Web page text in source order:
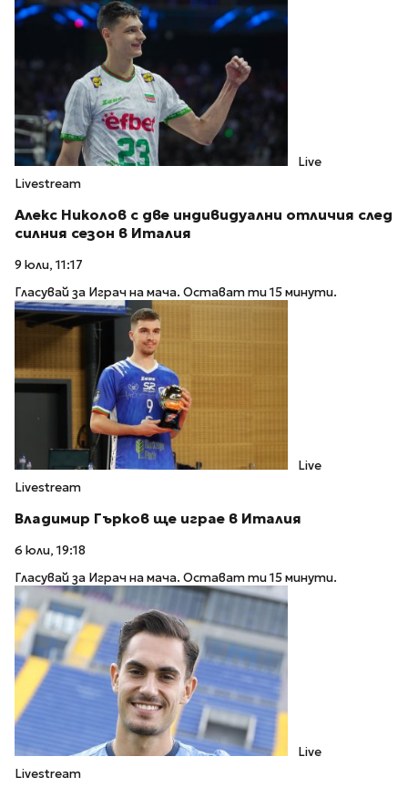
Live
Livestream
Алекс Николов с две индивидуални отличия след
силния сезон в Италия
9 юли, 11:17
Гласувай за Играч на мача. Остават ти 15 минути.
Live
Livestream
Владимир Гърков ще играе в Италия
6 юли, 19:18
Гласувай за Играч на мача. Остават ти 15 минути.
Live
Livestream